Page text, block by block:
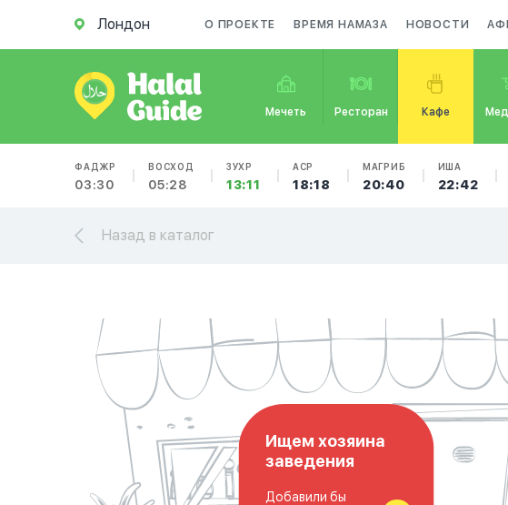
Лондон О ПРОЕКТЕ ВРЕМЯ НАМАЗА НОВОСТИ
Мечеть Ресторан Кафе
ФАДЖР
03:30
ВОСХОД
05:28
ЗУХР
13:11
АСР
18:18
МАГРИБ
20:40
ИША
22:42
Назад в каталог
Ищем хозяина
заведения
Добавили бы